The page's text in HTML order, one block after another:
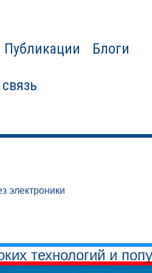
Публикации Блоги
электроники
технологий и